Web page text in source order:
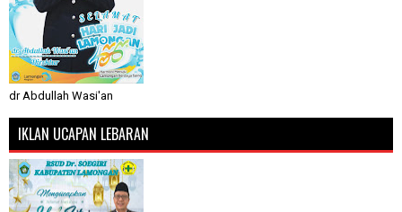
dr Abdullah Wasi'an
IKLAN UCAPAN LEBARAN